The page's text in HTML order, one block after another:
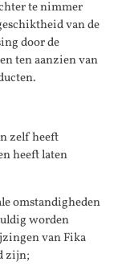
te nimmer
van de
door de
ten aanzien van
zelf heeft
heeft laten
omstandigheden
worden
van Fika
zijn;